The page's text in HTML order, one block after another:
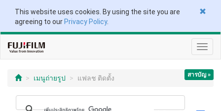
This website uses cookies. By using the site you are
agreeing to our Privacy Policy.
สารบัญ »
เมนูถ่ายรูป แฟลช ติดตั้ง